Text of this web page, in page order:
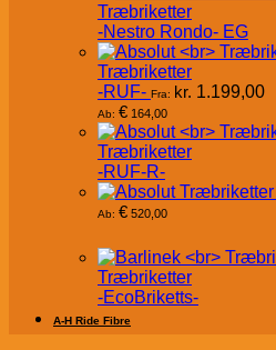
Træbriketter
-Nestro Rondo- EG
Træbriketter
-RUF- Fra: kr. 1.199,00
Ab: € 164,00
Træbriketter
-RUF-R-
Ab: € 520,00
Træbriketter
-EcoBriketts-
A-H Ride Fibre